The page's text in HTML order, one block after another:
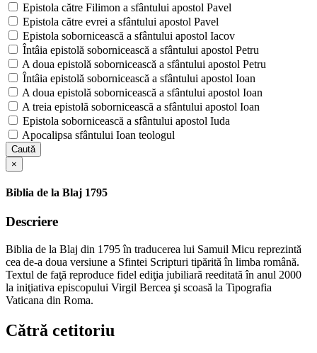
Epistola către Filimon a sfântului apostol Pavel
Epistola către evrei a sfântului apostol Pavel
Epistola sobornicească a sfântului apostol Iacov
Întâia epistolă sobornicească a sfântului apostol Petru
A doua epistolă sobornicească a sfântului apostol Petru
Întâia epistolă sobornicească a sfântului apostol Ioan
A doua epistolă sobornicească a sfântului apostol Ioan
A treia epistolă sobornicească a sfântului apostol Ioan
Epistola sobornicească a sfântului apostol Iuda
Apocalipsa sfântului Ioan teologul
Caută
×
Biblia de la Blaj 1795
Descriere
Biblia de la Blaj din 1795 în traducerea lui Samuil Micu reprezintă
cea de-a doua versiune a Sfintei Scripturi tipărită în limba română.
Textul de faţă reproduce fidel ediţia jubiliară reeditată în anul 2000
la iniţiativa episcopului Virgil Bercea şi scoasă la Tipografia
Vaticana din Roma.
Cătră cetitoriu